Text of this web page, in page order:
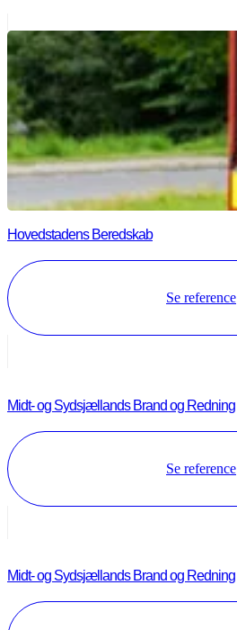
Hovedstadens Beredskab
Se reference
Midt- og Sydsjællands Brand og Redning
Se reference
Midt- og Sydsjællands Brand og Redning